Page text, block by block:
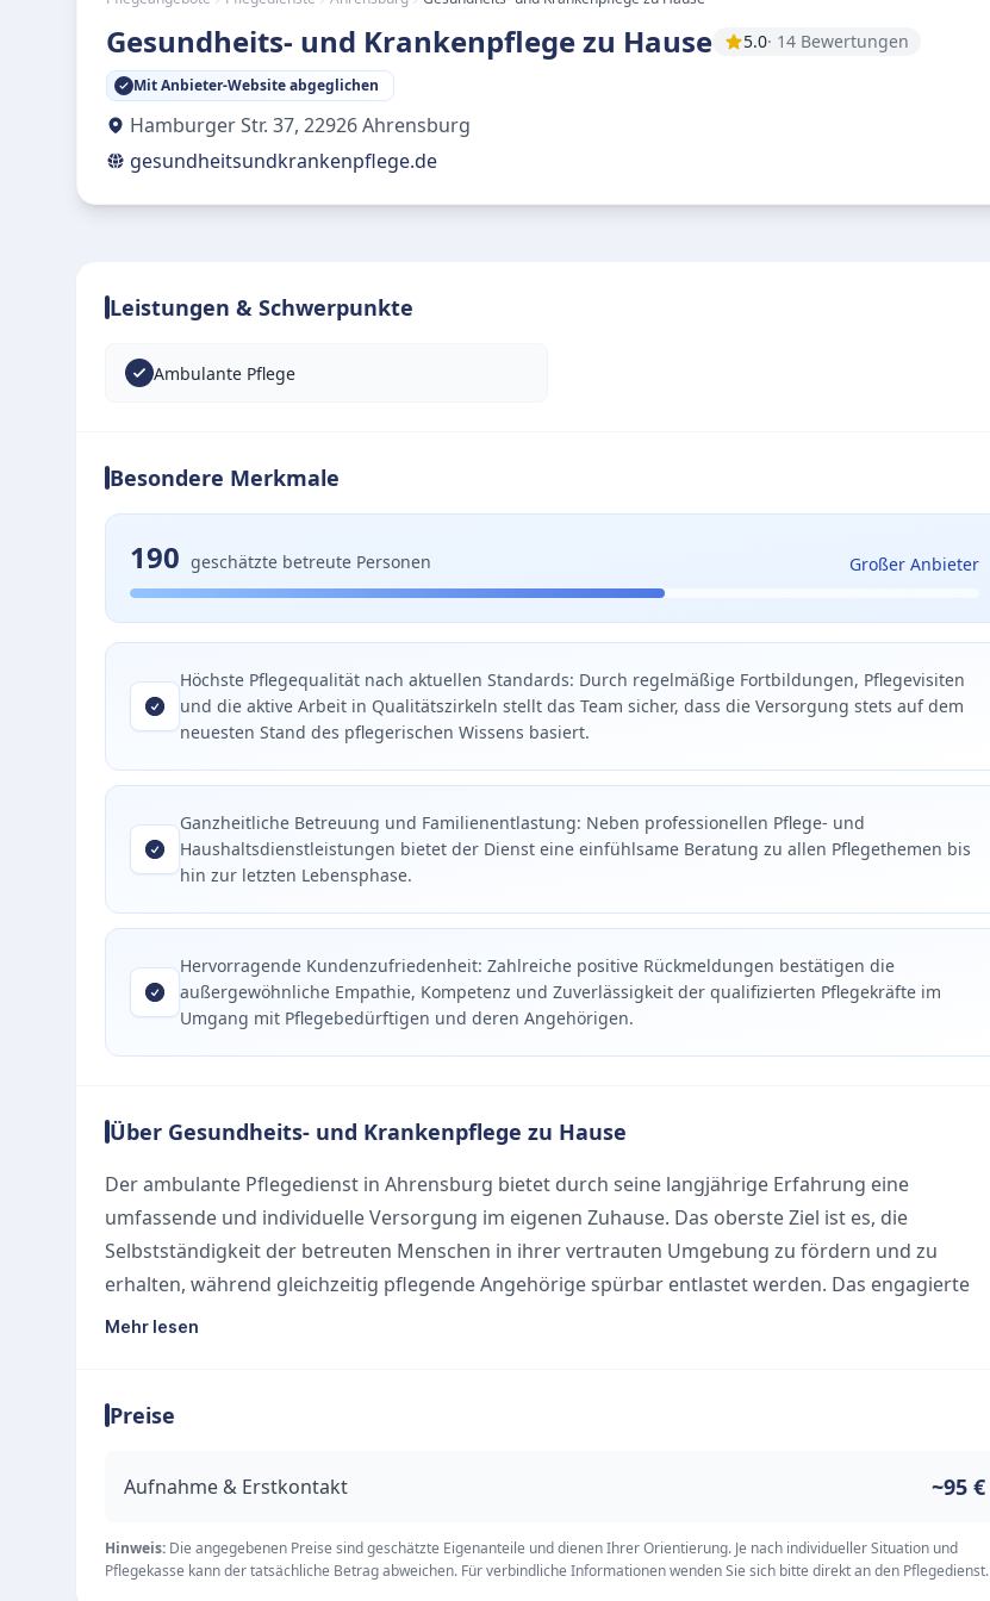
Gesundheits- und Krankenpflege zu Hause 5.0· 14 Bewertungen
Mit Anbieter-Website abgeglichen
Hamburger Str. 37, 22926Ahrensburg
gesundheitsundkrankenpflege.de
Leistungen & Schwerpunkte
Ambulante Pflege
Besondere Merkmale
190 geschätzte betreute Personen Großer Anbieter
Höchste Pflegequalität nach aktuellen Standards: Durch regelmäßige Fortbildungen, Pflegevisiten
und die aktive Arbeit in Qualitätszirkeln stellt das Team sicher, dass die Versorgung stets auf dem
neuesten Stand des pflegerischen Wissens basiert.
Ganzheitliche Betreuung und Familienentlastung: Neben professionellen Pflege- und
Haushaltsdienstleistungen bietet der Dienst eine einfühlsame Beratung zu allen Pflegethemen bis
hin zur letzten Lebensphase.
Hervorragende Kundenzufriedenheit: Zahlreiche positive Rückmeldungen bestätigen die
außergewöhnliche Empathie, Kompetenz und Zuverlässigkeit der qualifizierten Pflegekräfte im
Umgang mit Pflegebedürftigen und deren Angehörigen.
Über Gesundheits- und Krankenpflege zu Hause
Der ambulante Pflegedienst in Ahrensburg bietet durch seine langjährige Erfahrung eine
umfassende und individuelle Versorgung im eigenen Zuhause. Das oberste Ziel ist es, die
Selbstständigkeit der betreuten Menschen in ihrer vertrauten Umgebung zu fördern und zu
erhalten, während gleichzeitig pflegende Angehörige spürbar entlastet werden. Das engagierte
Team betreut Patientinnen und Patienten in Ahrensburg, Ammersbek und der näheren Umgebung.
qualifizierten Pflegekräfte schätzen jede Situation individuell ein und bieten zuverlässige
Ambulante Pflegeleistungen
Unterstützung bei der Haushaltsführung
Umfassende Beratung zu allen Pflegethemen bis hin zur letzten Lebensphase
Mehr lesen
Preise
Aufnahme & Erstkontakt ~95 €
Hinweis: Die angegebenen Preise sind geschätzte Eigenanteile und dienen Ihrer Orientierung. Je nach individueller Situation und
Pflegekasse kann der tatsächliche Betrag abweichen. Für verbindliche Informationen wenden Sie sich bitte direkt an den Pflegedienst.